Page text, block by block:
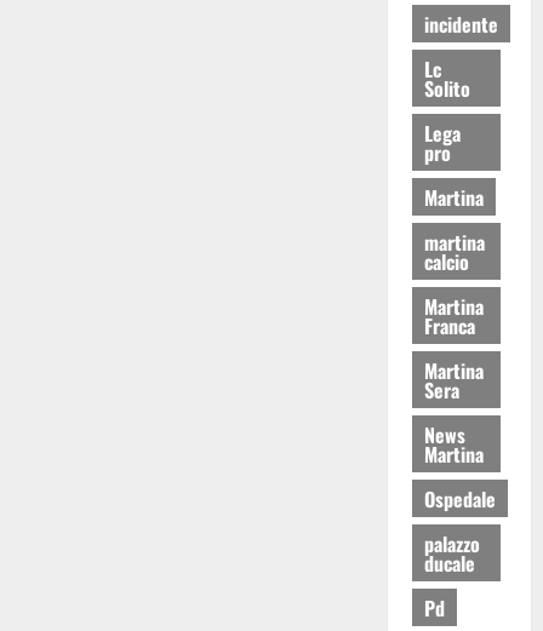
incidente
Lc
Solito
Lega
pro
Martina
martina
calcio
Martina
Franca
Martina
Sera
News
Martina
Ospedale
palazzo
ducale
Pd